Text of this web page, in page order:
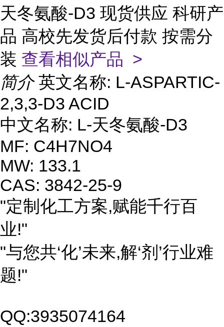
天冬氨酸-D3 现货供应 科研产
品 高校先发货后付款 按需分
装 查看相似产品 >
简介 英文名称: L-ASPARTIC-
2,3,3-D3 ACID
中文名称: L-天冬氨酸-D3
MF: C4H7NO4
MW: 133.1
CAS: 3842-25-9
"定制化工方案,赋能千行百
业!"
"与您共‘化’未来,解‘剂’行业难
题!"
QQ:3935074164